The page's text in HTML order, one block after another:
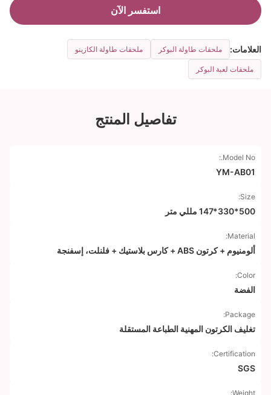
استفسر الآن
العلامات: ملحقات طاولة البوكر ملحقات طاولة الكازينو
ملحقات لعبة البوكر
تفاصيل المنتج
Model No.:
YM-AB01
Size:
500*330*147 مللي متر
Material:
ألومنيوم + كرتون ABS + كارس بلاستيك + فلنلت، إسفنجة
Color:
الفضة
Package:
تغليف الكرتون المهنية الطباعة المستقلة
Certification:
SGS
Weight: